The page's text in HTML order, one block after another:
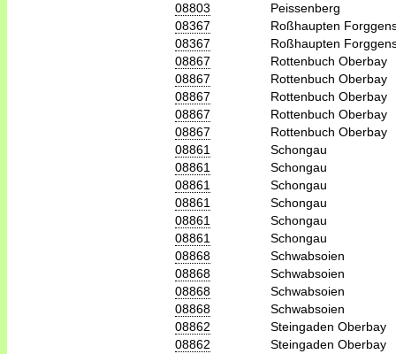
08803
Peissenberg
08367
Roßhaupten
08367
Roßhaupten
08867
Rottenbuch Oberbay
08867
Rottenbuch Oberbay
08867
Rottenbuch Oberbay
08867
Rottenbuch Oberbay
08867
Rottenbuch Oberbay
08861
Schongau
08861
Schongau
08861
Schongau
08861
Schongau
08861
Schongau
08861
Schongau
08868
Schwabsoien
08868
Schwabsoien
08868
Schwabsoien
08868
Schwabsoien
08862
Steingaden Oberbay
08862
Steingaden Oberbay